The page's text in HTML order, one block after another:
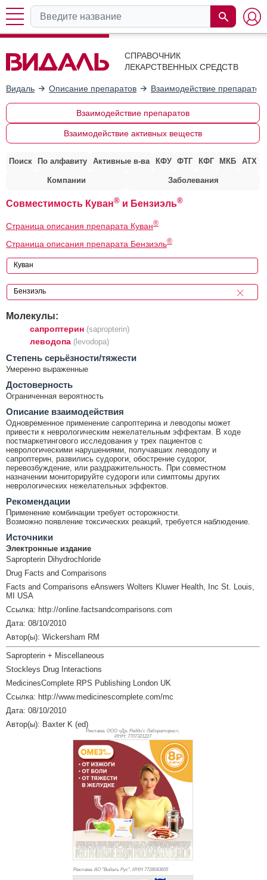
СПРАВОЧНИК
ЛЕКАРСТВЕННЫХ СРЕДСТВ
Видаль Описание препаратов Взаимодействие препаратов
Взаимодействие препаратов
Взаимодействие активных веществ
Поиск По алфавиту Активные в-ва КФУ ФТГ КФГ МКБ АТХ
Компании Заболевания
Совместимость Куван® и Бензиэль®
Страница описания препарата Куван®
Страница описания препарата Бензиэль®
Молекулы:
сапроптерин (sapropterin)
леводопа (levodopa)
Cтепень серьёзности/тяжести
Умеренно выраженные
Достоверность
Ограниченная вероятность
Описание взаимодействия
Одновременное применение сапроптерина и леводопы может
привести к неврологическим нежелательным эффектам. В ходе
постмаркетингового исследования у трех пациентов с
неврологическими нарушениями, получавших леводопу и
сапроптерин, развились судороги, обострение судорог,
перевозбуждение, или раздражительность. При совместном
назначении мониторируйте судороги или симптомы других
неврологических нежелательных эффектов.
Рекомендации
Применение комбинации требует осторожности.
Возможно появление токсических реакций, требуется наблюдение.
Источники
Электронные издание
Sapropterin Dihydrochloride
Drug Facts and Comparisons
Facts and Comparisons eAnswers Wolters Kluwer Health, Inc St. Louis,
MI USA
Ссылка: http://online.factsandcomparisons.com
Дата: 08/10/2010
Автор(ы): Wickersham RM
Sapropterin + Miscellaneous
Stockleys Drug Interactions
MedicinesComplete RPS Publishing London UK
Ссылка: http://www.medicinescomplete.com/mc
Дата: 08/10/2010
Автор(ы): Baxter K (ed)
Реклама. ООО «Др. Редди’с Лабораторис»,
ИНН: 7707321227
Реклама. АО "Видаль Рус", ИНН 7728043605